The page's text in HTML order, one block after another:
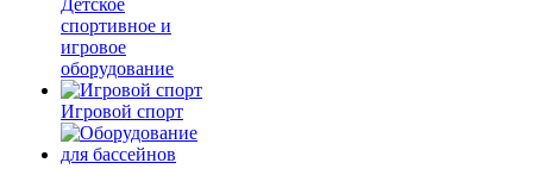
Детское
спортивное и
игровое
оборудование
Игровой спорт